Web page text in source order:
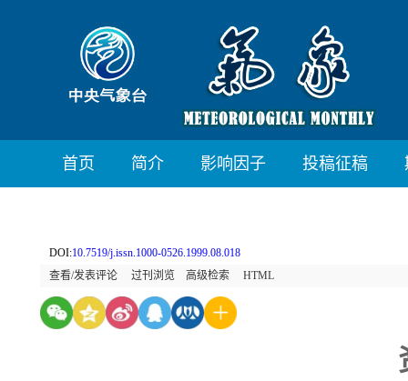
首页 简介 影响因子 投稿征稿
DOI:10.7519/j.issn.1000-0526.1999.08.018
查看/发表评论
过刊浏览 高级检索 HTML